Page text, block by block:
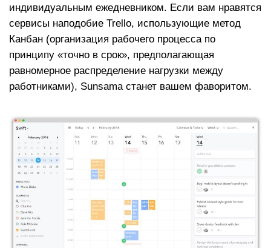
индивидуальным ежедневником. Если вам нравятся
сервисы наподобие Trello, использующие метод
Канбан (организация рабочего процесса по
принципу «точно в срок», предполагающая
равномерное распределение нагрузки между
работниками), Sunsama станет вашем фаворитом.